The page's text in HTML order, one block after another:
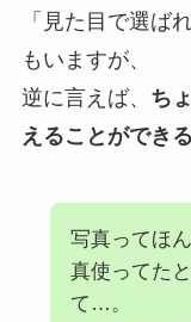
「見た目で選ば
もいますが、
逆に言えば、 ち
えることができる
写真ってほ
真使ってた
て…。